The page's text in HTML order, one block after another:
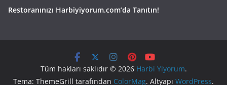
Restoranınızı Harbiyiyorum.com’da Tanıtın!
Tüm hakları saklıdır © 2026 Harbi Yiyorum.
Tema: ThemeGrill tarafından ColorMag. Altyapı WordPress.